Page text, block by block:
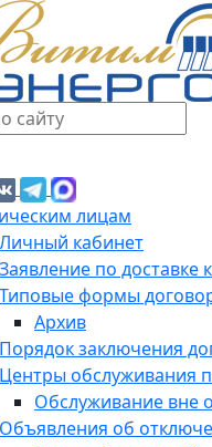
лицам
Личный кабинет
Заявление по доставке
Типовые формы
Архив
Порядок заключения
Центры обслуживания
Обслуживание вне
Объявления об